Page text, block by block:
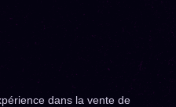
dans la vente de